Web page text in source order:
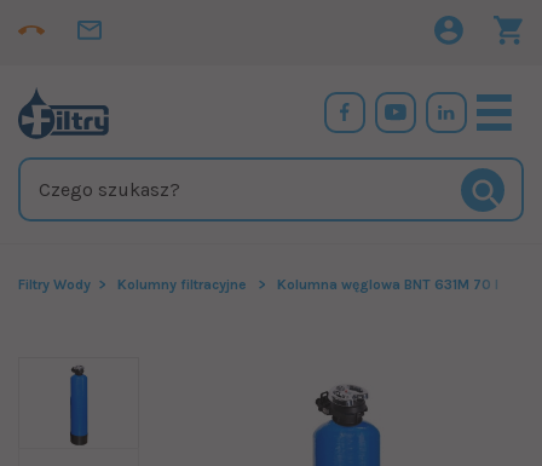
Filtry Wody Kolumny filtracyjne Kolumna węglowa BNT 631M 70 l